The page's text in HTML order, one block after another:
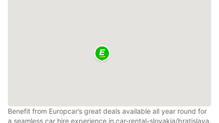
Benefit from Europcar’s great deals available all year round for
a seamless car hire experience in car-rental-slovakia/bratislava.